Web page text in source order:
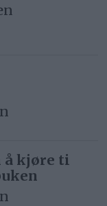
å kjøre ti